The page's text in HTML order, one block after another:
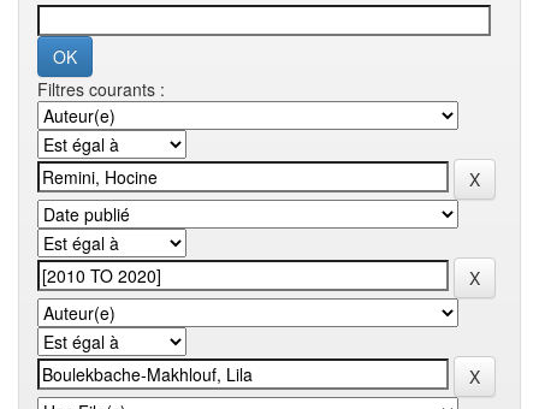
Filtres courants :